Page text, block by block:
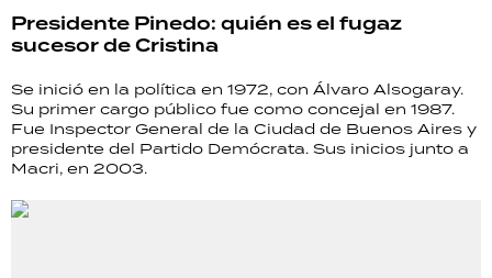
Presidente Pinedo: quién es el fugaz
sucesor de Cristina
Se inició en la política en 1972, con Álvaro Alsogaray.
Su primer cargo público fue como concejal en 1987.
Fue Inspector General de la Ciudad de Buenos Aires y
presidente del Partido Demócrata. Sus inicios junto a
Macri, en 2003.